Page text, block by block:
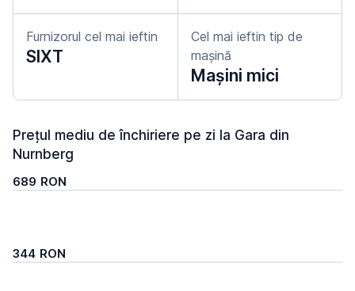
Furnizorul cel mai ieftin
SIXT
Cel mai ieftin tip de
mașină
Mașini mici
Prețul mediu de închiriere pe zi la Gara din
Nurnberg
689 RON
344 RON